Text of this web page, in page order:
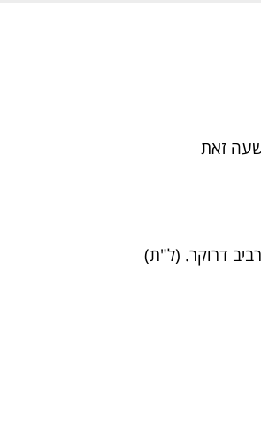
זאת
דרוקר. (ל"ת)